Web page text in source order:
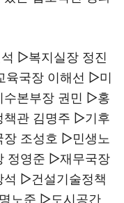
▷복지실장 정진
국장 이해선 ▷미
수본부장 권민 ▷홍
책관 김명주 ▷기후
조성호 ▷민생노
정영준 ▷재무국장
▷건설기술정책
노준 ▷도시공간